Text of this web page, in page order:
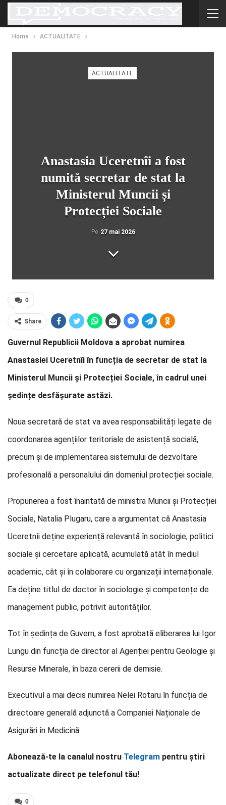
Home ACTUALITATE
ACTUALITATE
Anastasia Uceretnîi a fost
numită secretar de stat la
Ministerul Muncii și
Protecției Sociale
Pe 27 mai 2026
0
Share
Guvernul Republicii Moldova a aprobat numirea
Anastasiei Uceretnîi în funcția de secretar de stat la
Ministerul Muncii și Protecției Sociale, în cadrul unei
ședințe desfășurate astăzi.
Noua secretară de stat va avea responsabilități legate de
coordonarea agențiilor teritoriale de asistență socială,
precum și de implementarea sistemului de dezvoltare
profesională a personalului din domeniul protecției sociale.
Propunerea a fost înaintată de ministra Muncii și Protecției
Sociale, Natalia Plugaru, care a argumentat că Anastasia
Uceretnîi deține experiență relevantă în sociologie, politici
sociale și cercetare aplicată, acumulată atât în mediul
academic, cât și în colaborare cu organizații internaționale.
Ea deține titlul de doctor în sociologie și competențe de
management public, potrivit autorităților.
Tot în ședința de Guvern, a fost aprobată eliberarea lui Igor
Lungu din funcția de director al Agenției pentru Geologie și
Resurse Minerale, în baza cererii de demisie.
Executivul a mai decis numirea Nelei Rotaru în funcția de
directoare generală adjunctă a Companiei Naționale de
Asigurări în Medicină.
Abonează-te la canalul nostru Telegram pentru știri
actualizate direct pe telefonul tău!
0